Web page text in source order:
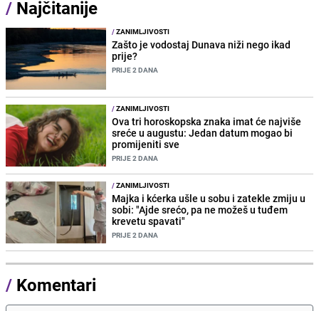
/ Najčitanije
/ZANIMLJIVOSTI
Zašto je vodostaj Dunava niži nego ikad
prije?
PRIJE 2 DANA
/ZANIMLJIVOSTI
Ova tri horoskopska znaka imat će najviše
sreće u augustu: Jedan datum mogao bi
promijeniti sve
PRIJE 2 DANA
/ZANIMLJIVOSTI
Majka i kćerka ušle u sobu i zatekle zmiju u
sobi: "Ajde srećo, pa ne možeš u tuđem
krevetu spavati"
PRIJE 2 DANA
/ Komentari